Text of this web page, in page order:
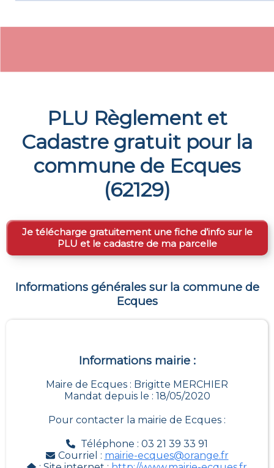
PLU Règlement et
Cadastre gratuit pour la
commune de Ecques
(62129)
Je télécharge gratuitement une fiche d’info sur le
PLU et le cadastre de ma parcelle
Informations générales sur la commune de
Ecques
Informations mairie :
Maire de Ecques : Brigitte MERCHIER
Mandat depuis le : 18/05/2020
Pour contacter la mairie de Ecques :
Téléphone : 03 21 39 33 91
Courriel : mairie-ecques@orange.fr